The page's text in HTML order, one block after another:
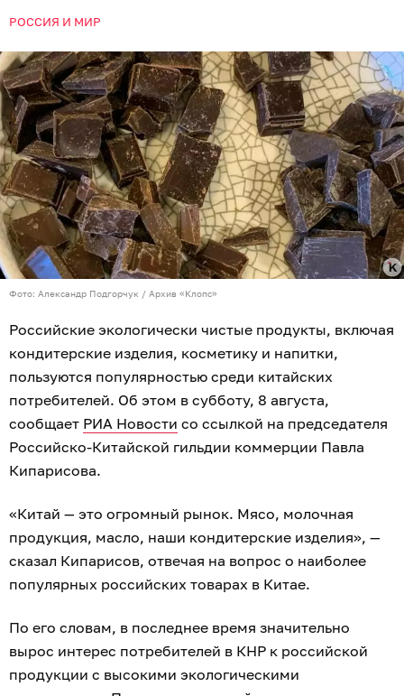
РОССИЯ И МИР
Фото: Александр Подгорчук / Архив «Клопс»
Российские экологически чистые продукты, включая
кондитерские изделия, косметику и напитки,
пользуются популярностью среди китайских
потребителей. Об этом в субботу, 8 августа,
сообщает РИА Новости со ссылкой на председателя
Российско-Китайской гильдии коммерции Павла
Кипарисова.
«Китай — это огромный рынок. Мясо, молочная
продукция, масло, наши кондитерские изделия», —
сказал Кипарисов, отвечая на вопрос о наиболее
популярных российских товарах в Китае.
По его словам, в последнее время значительно
вырос интерес потребителей в КНР к российской
продукции с высокими экологическими